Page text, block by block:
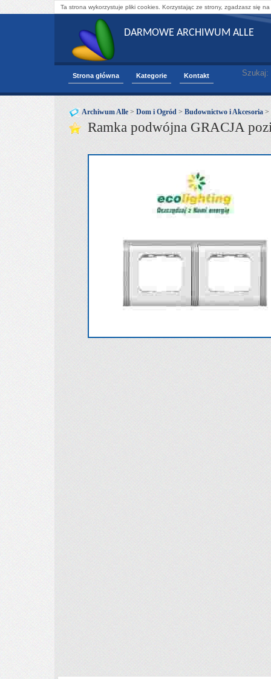
Ta strona wykorzystuje pliki cookies. Korzystając ze strony, zgadzasz się
DARMOWE ARCHIWUM ALLE
Strona główna Kategorie Kontakt Szukaj:
Archiwum Alle > Dom i Ogród > Budownictwo i Akcesoria >
Ramka podwójna GRACJA